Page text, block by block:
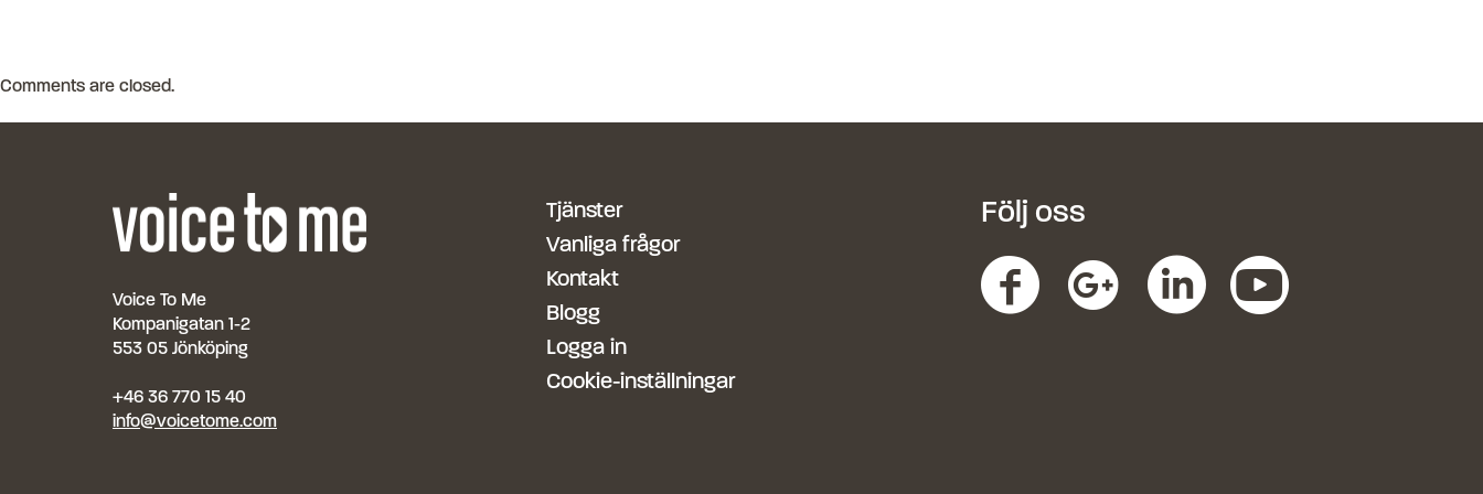
Comments are closed.
Voice To Me
Kompanigatan 1-2
553 05 Jönköping
+46 36 770 15 40
info@voicetome.com
Tjänster
Vanliga frågor
Kontakt
Blogg
Logga in
Cookie-inställningar
Följ oss